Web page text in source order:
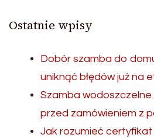
Ostatnie wpisy
Dobór szamba do
uniknąć błędów już na
Szamba
przed zamówieniem z
Jak rozumieć certyfikat